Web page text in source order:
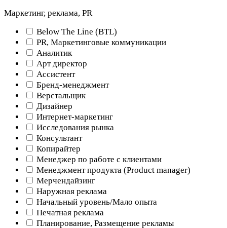
Маркетинг, реклама, PR
Below The Line (BTL)
PR, Маркетинговые коммуникации
Аналитик
Арт директор
Ассистент
Бренд-менеджмент
Верстальщик
Дизайнер
Интернет-маркетинг
Исследования рынка
Консультант
Копирайтер
Менеджер по работе с клиентами
Менеджмент продукта (Product manager)
Мерчендайзинг
Наружная реклама
Начальный уровень/Мало опыта
Печатная реклама
Планирование, Размещение рекламы